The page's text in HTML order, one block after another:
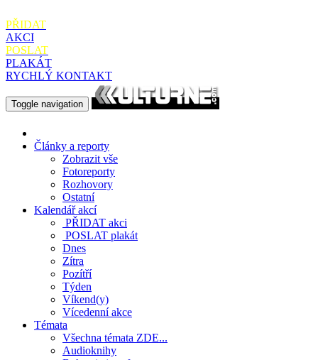
PŘIDAT
AKCI
POSLAT
PLAKÁT
RYCHLÝ KONTAKT
Toggle navigation
Články a reporty
Zobrazit vše
Fotoreporty
Rozhovory
Ostatní
Kalendář akcí
PŘIDAT akci
POSLAT plakát
Dnes
Zítra
Pozítří
Týden
Víkend(y)
Vícedenní akce
Témata
Všechna témata ZDE...
Audioknihy